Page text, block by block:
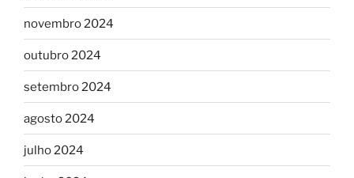
novembro 2024
outubro 2024
setembro 2024
agosto 2024
julho 2024